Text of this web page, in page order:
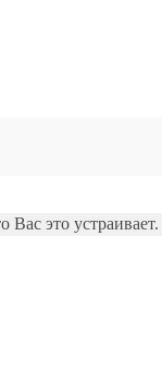
это устраивает.